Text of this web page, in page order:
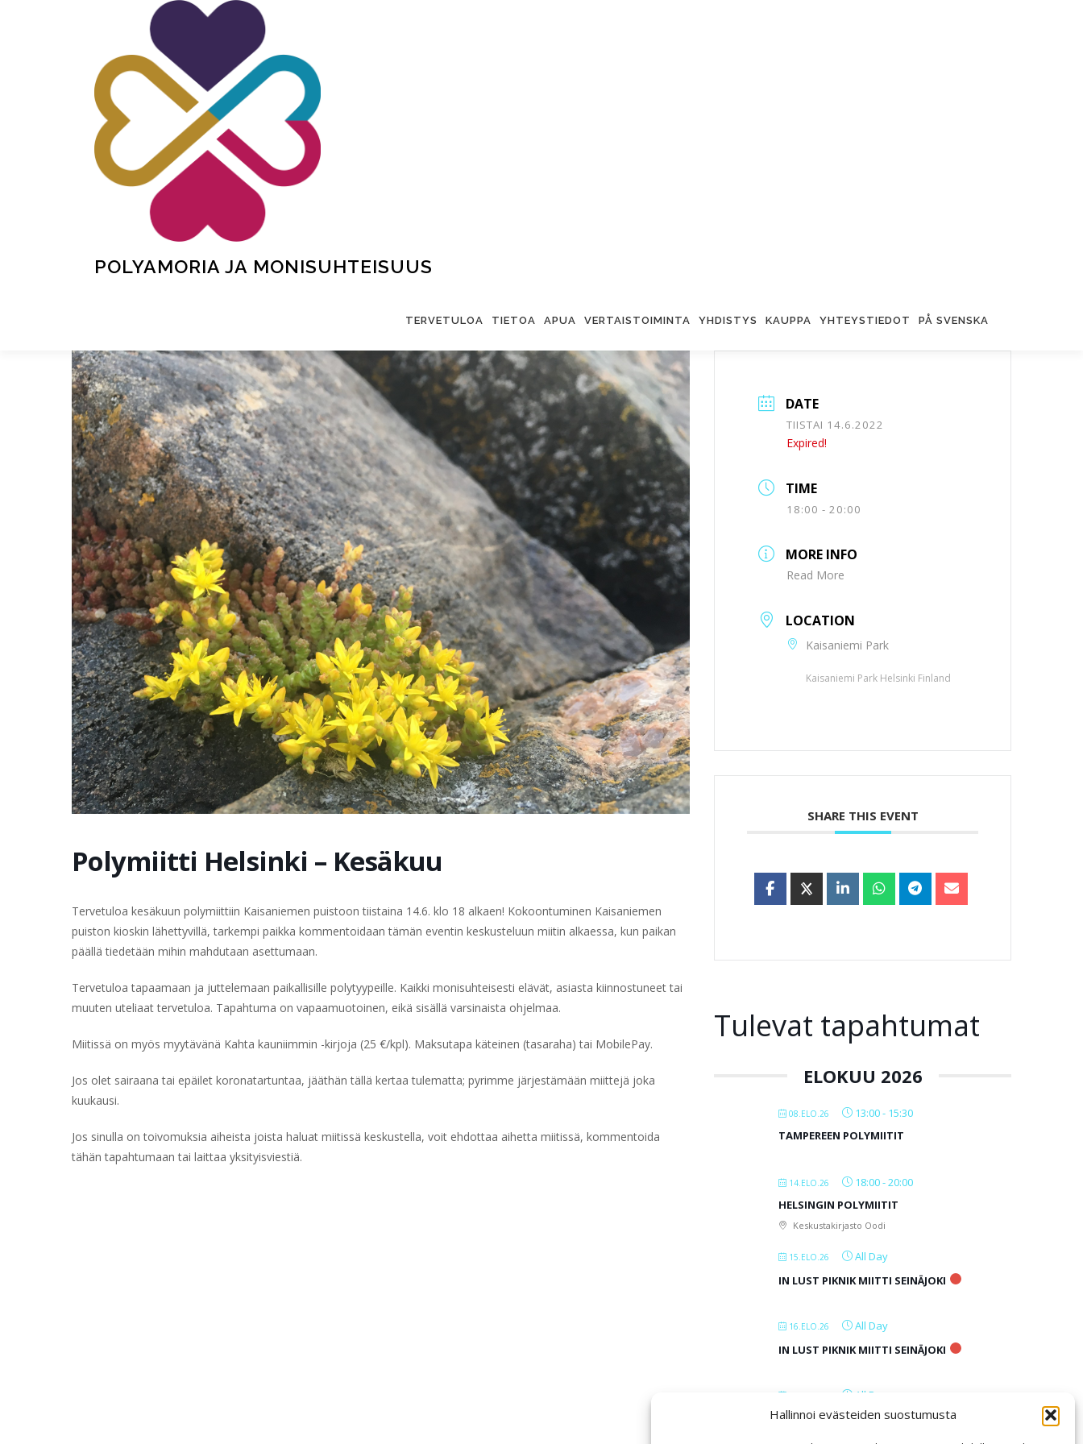
Hallinnoi evästeiden suostumusta
POLYAMORIA JA MONISUHTEISUUS
TERVETULOA TIETOA APUA VERTAISTOIMINTA YHDISTYS KAUPPA YHTEYSTIEDOT PÅ SVENSKA
Polymiitti Helsinki – Kesäkuu
Tervetuloa kesäkuun polymiittiin Kaisaniemen puistoon tiistaina 14.6. klo 18 alkaen! Kokoontuminen Kaisaniemen
puiston kioskin lähettyvillä, tarkempi paikka kommentoidaan tämän eventin keskusteluun miitin alkaessa, kun paikan
päällä tiedetään mihin mahdutaan asettumaan.
Tervetuloa tapaamaan ja juttelemaan paikallisille polytyypeille. Kaikki monisuhteisesti elävät, asiasta kiinnostuneet tai
muuten uteliaat tervetuloa. Tapahtuma on vapaamuotoinen, eikä sisällä varsinaista ohjelmaa.
Miitissä on myös myytävänä Kahta kauniimmin -kirjoja (25 €/kpl). Maksutapa käteinen (tasaraha) tai MobilePay.
Jos olet sairaana tai epäilet koronatartuntaa, jääthän tällä kertaa tulematta; pyrimme järjestämään miittejä joka
kuukausi.
Jos sinulla on toivomuksia aiheista joista haluat miitissä keskustella, voit ehdottaa aihetta miitissä, kommentoida
tähän tapahtumaan tai laittaa yksityisviestiä.
DATE
TIISTAI 14.6.2022
Expired!
TIME
18:00 - 20:00
MORE INFO
Read More
LOCATION
Kaisaniemi Park
Kaisaniemi Park Helsinki Finland
SHARE THIS EVENT
Tulevat tapahtumat
ELOKUU 2026
08.ELO.26 13:00- 15:30
TAMPEREEN POLYMIITIT
14.ELO.26 18:00-20:00
HELSINGIN POLYMIITIT
Keskustakirjasto Oodi
15.ELO.26
All Day
IN LUST PIKNIK MIITTI SEINÄJOKI
16.ELO.26
All Day
IN LUST PIKNIK MIITTI SEINÄJOKI
All Day
IN LUST PIKNIK MIITTI SEINÄJOKI